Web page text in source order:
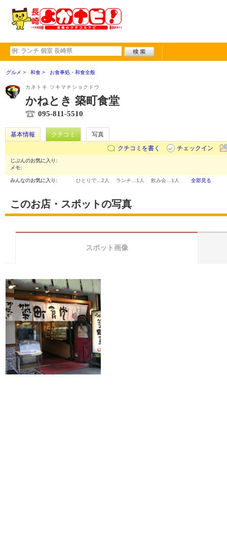
グルメ 和食 お食事処・和食全般
カネトキ ツキマチショクドウ
かねとき 築町食堂
095-811-5510
基本情報 クチコミ
写真
クチコミを書く
チェックイン
じぶんのお気に入り:
メモ:
みんなのお気に入り: ひとりで… 2人 ランチ… 1人 飲み会… 1人 全部見る
このお店・スポットの写真
スポット画像